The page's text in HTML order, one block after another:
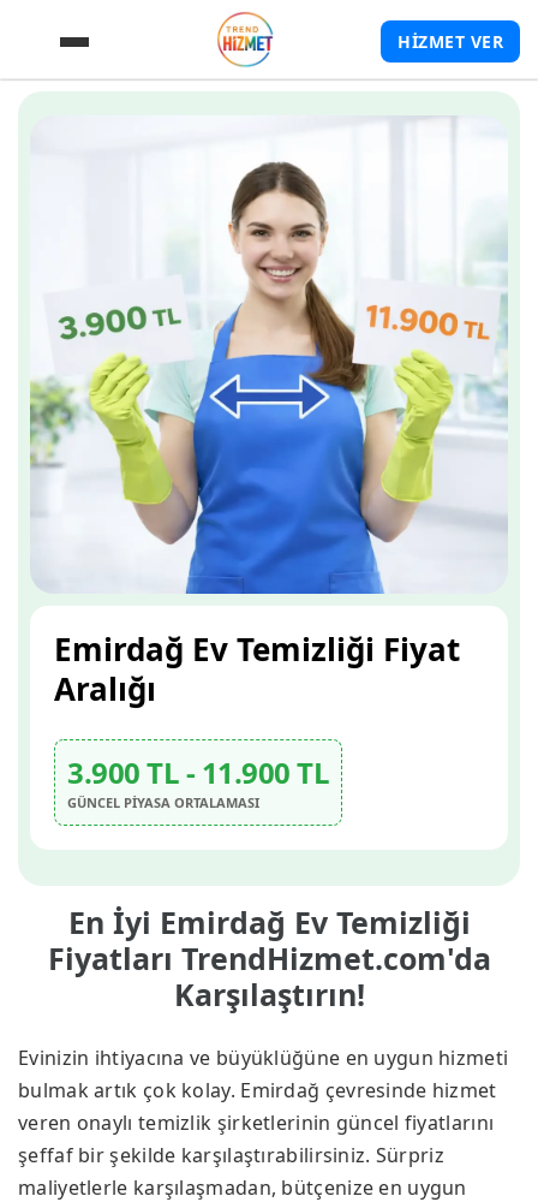
HİZMET VER
En İyi Emirdağ Ev Temizliği
Fiyatları TrendHizmet.com'da
Karşılaştırın!
Evinizin ihtiyacına ve büyüklüğüne en uygun hizmeti
bulmak artık çok kolay. Emirdağ çevresinde hizmet
veren onaylı temizlik şirketlerinin güncel fiyatlarını
şeffaf bir şekilde karşılaştırabilirsiniz. Sürpriz
maliyetlerle karşılaşmadan, bütçenize en uygun
Emirdağ Ev Temizliği Fiyat
Aralığı
3.900 TL - 11.900 TL
GÜNCEL PİYASA ORTALAMASI